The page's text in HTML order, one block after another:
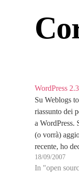
WordPress
Su Weblogs
riassunto dei
a WordPress.
(o vorrà)
recente, ho
18/09/2007
In "open